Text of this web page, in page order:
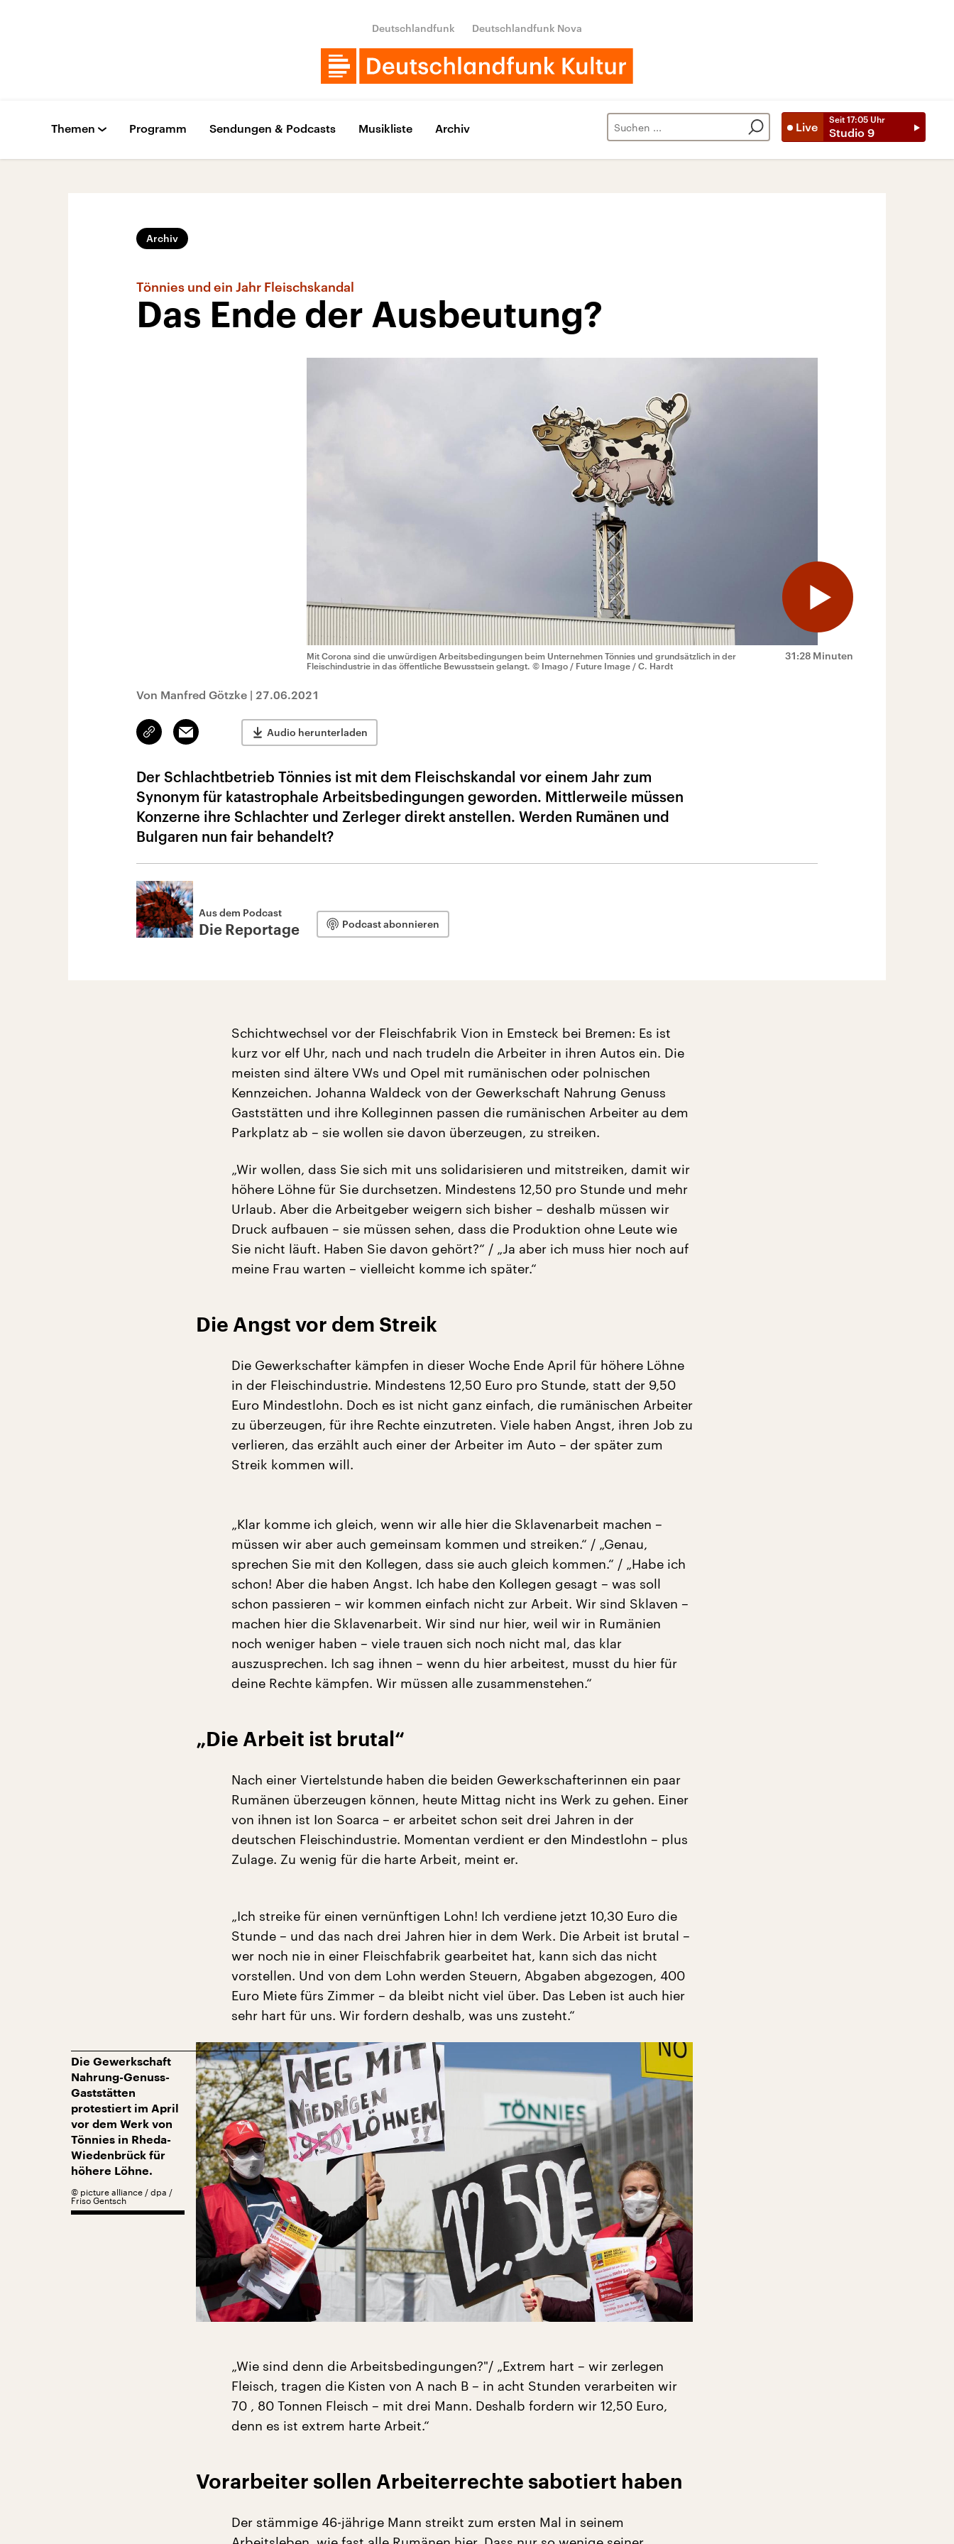
Deutschlandfunk Deutschlandfunk Nova
Live
Seit 17:05 Uhr
Studio 9
Themen Programm Sendungen & Podcasts Musikliste Archiv
Archiv
Tönnies und ein Jahr Fleischskandal
Das Ende der Ausbeutung?
31:28 Minuten
Mit Corona sind die unwürdigen Arbeitsbedingungen beim Unternehmen Tönnies und grundsätzlich in der
Fleischindustrie in das öffentliche Bewusstsein gelangt. © Imago / Future Image / C. Hardt
Von Manfred Götzke | 27.06.2021
Link
kopieren/teilen
Email Audio herunterladen
Der Schlachtbetrieb Tönnies ist mit dem Fleischskandal vor einem Jahr zum
Synonym für katastrophale Arbeitsbedingungen geworden. Mittlerweile müssen
Konzerne ihre Schlachter und Zerleger direkt anstellen. Werden Rumänen und
Bulgaren nun fair behandelt?
Aus dem Podcast
Die Reportage Podcast abonnieren
Schichtwechsel vor der Fleischfabrik Vion in Emsteck bei Bremen: Es ist
kurz vor elf Uhr, nach und nach trudeln die Arbeiter in ihren Autos ein. Die
meisten sind ältere VWs und Opel mit rumänischen oder polnischen
Kennzeichen. Johanna Waldeck von der Gewerkschaft Nahrung Genuss
Gaststätten und ihre Kolleginnen passen die rumänischen Arbeiter au dem
Parkplatz ab – sie wollen sie davon überzeugen, zu streiken.
„Wir wollen, dass Sie sich mit uns solidarisieren und mitstreiken, damit wir
höhere Löhne für Sie durchsetzen. Mindestens 12,50 pro Stunde und mehr
Urlaub. Aber die Arbeitgeber weigern sich bisher – deshalb müssen wir
Druck aufbauen – sie müssen sehen, dass die Produktion ohne Leute wie
Sie nicht läuft. Haben Sie davon gehört?“ / „Ja aber ich muss hier noch auf
meine Frau warten – vielleicht komme ich später.“
Die Angst vor dem Streik
Die Gewerkschafter kämpfen in dieser Woche Ende April für höhere Löhne
in der Fleischindustrie. Mindestens 12,50 Euro pro Stunde, statt der 9,50
Euro Mindestlohn. Doch es ist nicht ganz einfach, die rumänischen Arbeiter
zu überzeugen, für ihre Rechte einzutreten. Viele haben Angst, ihren Job zu
verlieren, das erzählt auch einer der Arbeiter im Auto – der später zum
Streik kommen will.
„Klar komme ich gleich, wenn wir alle hier die Sklavenarbeit machen –
müssen wir aber auch gemeinsam kommen und streiken.“ / „Genau,
sprechen Sie mit den Kollegen, dass sie auch gleich kommen.“ / „Habe ich
schon! Aber die haben Angst. Ich habe den Kollegen gesagt – was soll
schon passieren – wir kommen einfach nicht zur Arbeit. Wir sind Sklaven –
machen hier die Sklavenarbeit. Wir sind nur hier, weil wir in Rumänien
noch weniger haben – viele trauen sich noch nicht mal, das klar
auszusprechen. Ich sag ihnen – wenn du hier arbeitest, musst du hier für
deine Rechte kämpfen. Wir müssen alle zusammenstehen.“
„Die Arbeit ist brutal“
Nach einer Viertelstunde haben die beiden Gewerkschafterinnen ein paar
Rumänen überzeugen können, heute Mittag nicht ins Werk zu gehen. Einer
von ihnen ist Ion Soarca – er arbeitet schon seit drei Jahren in der
deutschen Fleischindustrie. Momentan verdient er den Mindestlohn – plus
Zulage. Zu wenig für die harte Arbeit, meint er.
„Ich streike für einen vernünftigen Lohn! Ich verdiene jetzt 10,30 Euro die
Stunde – und das nach drei Jahren hier in dem Werk. Die Arbeit ist brutal –
wer noch nie in einer Fleischfabrik gearbeitet hat, kann sich das nicht
vorstellen. Und von dem Lohn werden Steuern, Abgaben abgezogen, 400
Euro Miete fürs Zimmer – da bleibt nicht viel über. Das Leben ist auch hier
sehr hart für uns. Wir fordern deshalb, was uns zusteht.“
Die Gewerkschaft
Nahrung-Genuss-
Gaststätten
protestiert im April
vor dem Werk von
Tönnies in Rheda-
Wiedenbrück für
höhere Löhne.
© picture alliance / dpa /
Friso Gentsch
„Wie sind denn die Arbeitsbedingungen?"/ „Extrem hart – wir zerlegen
Fleisch, tragen die Kisten von A nach B – in acht Stunden verarbeiten wir
70 , 80 Tonnen Fleisch – mit drei Mann. Deshalb fordern wir 12,50 Euro,
denn es ist extrem harte Arbeit.“
Vorarbeiter sollen Arbeiterrechte sabotiert haben
Der stämmige 46-jährige Mann streikt zum ersten Mal in seinem